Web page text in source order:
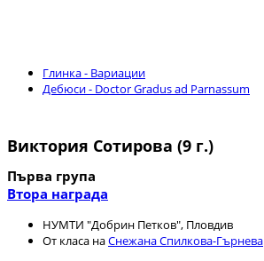
Глинка - Вариации
Дебюси - Doctor Gradus ad Parnassum
Виктория Сотирова (9 г.)
Първа група
Втора награда
НУМТИ "Добрин Петков", Пловдив
От класа наСнежана Спилкова-Гърнева